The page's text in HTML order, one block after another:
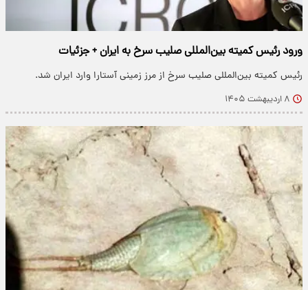
ورود رئیس کمیته بین‌المللی صلیب سرخ به ایران + جزئیات
رئیس کمیته بین‌المللی صلیب سرخ از مرز زمینی آستارا وارد ایران شد.
۸ اردیبهشت ۱۴۰۵